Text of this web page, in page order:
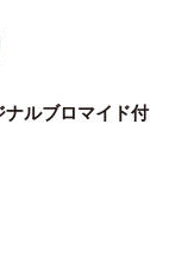
ルブロマイド付